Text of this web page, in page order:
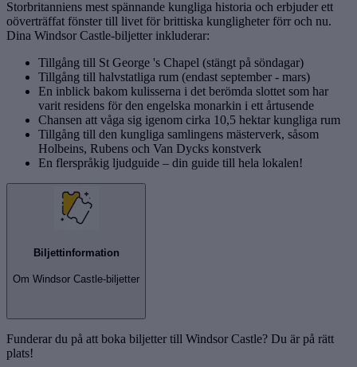
Storbritanniens mest spännande kungliga historia och erbjuder ett
oöverträffat fönster till livet för brittiska kungligheter förr och nu.
Dina Windsor Castle-biljetter inkluderar:
Tillgång till St George 's Chapel (stängt på söndagar)
Tillgång till halvstatliga rum (endast september - mars)
En inblick bakom kulisserna i det berömda slottet som har
varit residens för den engelska monarkin i ett årtusende
Chansen att våga sig igenom cirka 10,5 hektar kungliga rum
Tillgång till den kungliga samlingens mästerverk, såsom
Holbeins, Rubens och Van Dycks konstverk
En flerspråkig ljudguide – din guide till hela lokalen!
Biljettinformation
Om Windsor Castle-biljetter
Funderar du på att boka biljetter till Windsor Castle? Du är på rätt
plats!